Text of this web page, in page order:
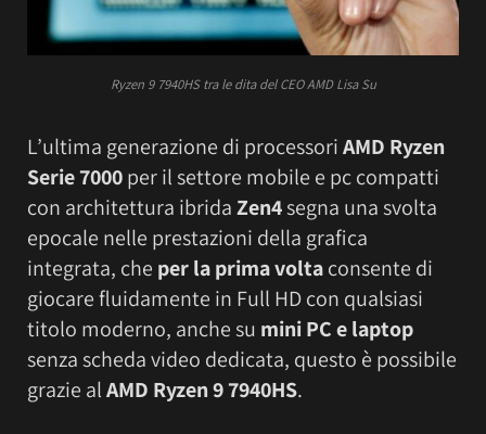
Ryzen 9 7940HS tra le dita del CEO AMD Lisa Su
L’ultima generazione di processoriAMD Ryzen
Serie 7000per il settore mobile e pc compatti
con architettura ibridaZen4segna una svolta
epocale nelle prestazioni della grafica
integrata, che per la prima voltaconsente di
giocare fluidamente in Full HD con qualsiasi
titolo moderno, anche su mini PC e laptop
senza scheda video dedicata, questo è possibile
grazie alAMD Ryzen 9 7940HS.